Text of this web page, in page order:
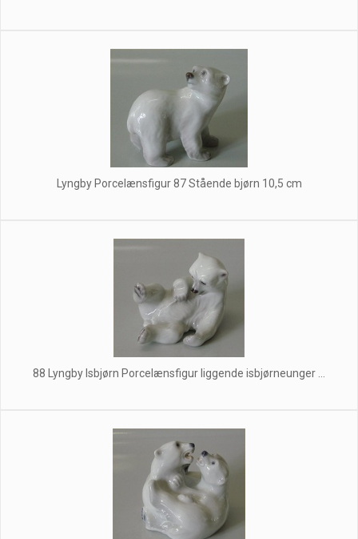
Lyngby Porcelænsfigur 87 Stående bjørn 10,5 cm
88 Lyngby Isbjørn Porcelænsfigur liggende isbjørneunger ...